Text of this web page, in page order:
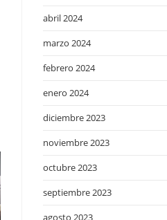
abril 2024
marzo 2024
febrero 2024
enero 2024
diciembre 2023
noviembre 2023
octubre 2023
septiembre 2023
agosto 2023